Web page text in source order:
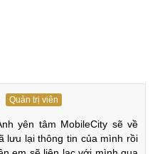
để xem chiếc điện thoại này
dụng nhưng thiết bị có hệ
khung cụm camera sau để
tính riêng. Ngoài ra, iQOO
nước, chống bụi cao cấp
Quản trị viên
yên tâm MobileCity sẽ về
lưu lại thông tin của mình rồi